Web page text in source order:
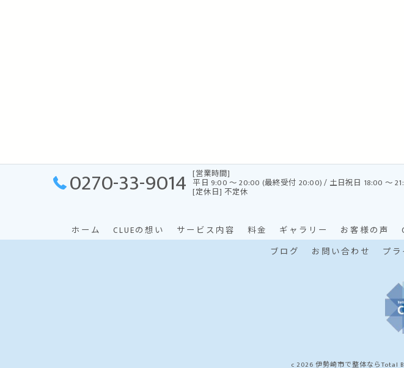
0270-33-9014 [営業時間]
平日 9:00 〜 20:00 (最終受付 20:00) / 土日祝日 18:00 〜
[定休日] 不定休
ホーム CLUEの想い サービス内容 料金 ギャラリー お客様の声
ブログ
お問い合わせ プ
c 2026 伊勢崎市で整体ならTotal